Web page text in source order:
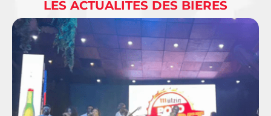
LES ACTUALITES DES BIERES